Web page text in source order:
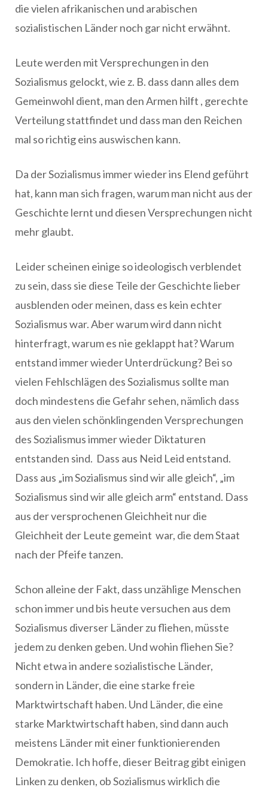
die vielen afrikanischen und arabischen
sozialistischen Länder noch gar nicht erwähnt.
Leute werden mit Versprechungen in den
Sozialismus gelockt, wie z. B. dass dann alles dem
Gemeinwohl dient, man den Armen hilft , gerechte
Verteilung stattfindet und dass man den Reichen
mal so richtig eins auswischen kann.
Da der Sozialismus immer wieder ins Elend geführt
hat, kann man sich fragen, warum man nicht aus der
Geschichte lernt und diesen Versprechungen nicht
mehr glaubt.
Leider scheinen einige so ideologisch verblendet
zu sein, dass sie diese Teile der Geschichte lieber
ausblenden oder meinen, dass es kein echter
Sozialismus war. Aber warum wird dann nicht
hinterfragt, warum es nie geklappt hat? Warum
entstand immer wieder Unterdrückung? Bei so
vielen Fehlschlägen des Sozialismus sollte man
doch mindestens die Gefahr sehen, nämlich dass
aus den vielen schönklingenden Versprechungen
des Sozialismus immer wieder Diktaturen
entstanden sind. Dass aus Neid Leid entstand.
Dass aus „im Sozialismus sind wir alle gleich“, „im
Sozialismus sind wir alle gleich arm“ entstand. Dass
aus der versprochenen Gleichheit nur die
Gleichheit der Leute gemeint war, die dem Staat
nach der Pfeife tanzen.
Schon alleine der Fakt, dass unzählige Menschen
schon immer und bis heute versuchen aus dem
Sozialismus diverser Länder zu fliehen, müsste
jedem zu denken geben. Und wohin fliehen Sie?
Nicht etwa in andere sozialistische Länder,
sondern in Länder, die eine starke freie
Marktwirtschaft haben. Und Länder, die eine
starke Marktwirtschaft haben, sind dann auch
meistens Länder mit einer funktionierenden
Demokratie. Ich hoffe, dieser Beitrag gibt einigen
Linken zu denken, ob Sozialismus wirklich die